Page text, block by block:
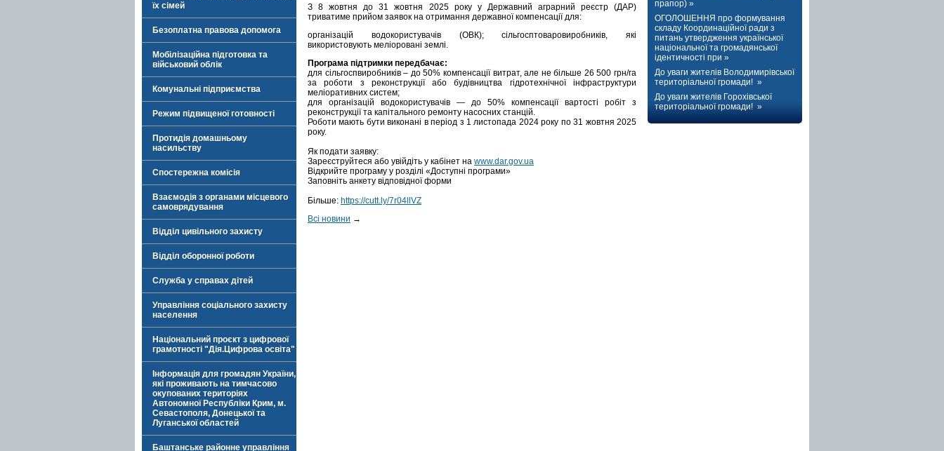
їх сімей
Безоплатна правова допомога
Мобілізаційна підготовка та
військовий облік
Комунальні підприємства
Режим підвищеної готовності
Протидія домашньому
насильству
Спостережна комісія
Взаємодія з органами місцевого
самоврядування
Відділ цивільного захисту
Відділ оборонної роботи
Служба у справах дітей
Управління соціального захисту
населення
Національний проєкт з цифрової
грамотності "Дія.Цифрова освіта"
Інформація для громадян України,
які проживають на тимчасово
окупованих територіях
Автономної Республіки Крим, м.
Севастополя, Донецької та
Луганської областей
Баштанське районне управління
З 8 жовтня до 31 жовтня 2025 року у Державний аграрний реєстр (ДАР)
триватиме прийом заявок на отримання державної компенсації для:
організацій водокористувачів (ОВК); сільгосптоваровиробників, які
використовують меліоровані землі.
Програма підтримки передбачає:
для сільгоспвиробників – до 50% компенсації витрат, але не більше 26 500 грн/га
за роботи з реконструкції або будівництва гідротехнічної інфраструктури
меліоративних систем;
для організацій водокористувачів — до 50% компенсації вартості робіт з
реконструкції та капітального ремонту насосних станцій.
Роботи мають бути виконані в період з 1 листопада 2024 року по 31 жовтня 2025
року.
Як подати заявку:
Зареєструйтеся або увійдіть у кабінет на www.dar.gov.ua
Відкрийте програму у розділі «Доступні програми»
Заповніть анкету відповідної форми
Більше: https://cutt.ly/7r04llVZ
Всі новини →
прапор) »
ОГОЛОШЕННЯ про формування
складу Координаційної ради з
питань утвердження української
національної та громадянської
ідентичності при »
До уваги жителів Володимирівської
територіальної громади! »
До уваги жителів Горохівської
територіальної громади! »